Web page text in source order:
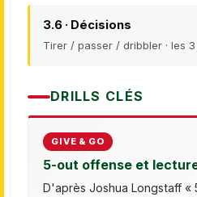
3.6 · Décisions
Tirer / passer / dribbler · les
DRILLS CLÉS
GIVE & GO
5-out offense et
D'après Joshua Longstaff «